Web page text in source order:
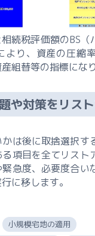
続税評価額のBS（
より、資産の圧縮
組替等の指標にな
や対策をリス
は後に取捨選択す
項目を全てリスト
急度、必要度合い
に移します。
小規模宅地の適用